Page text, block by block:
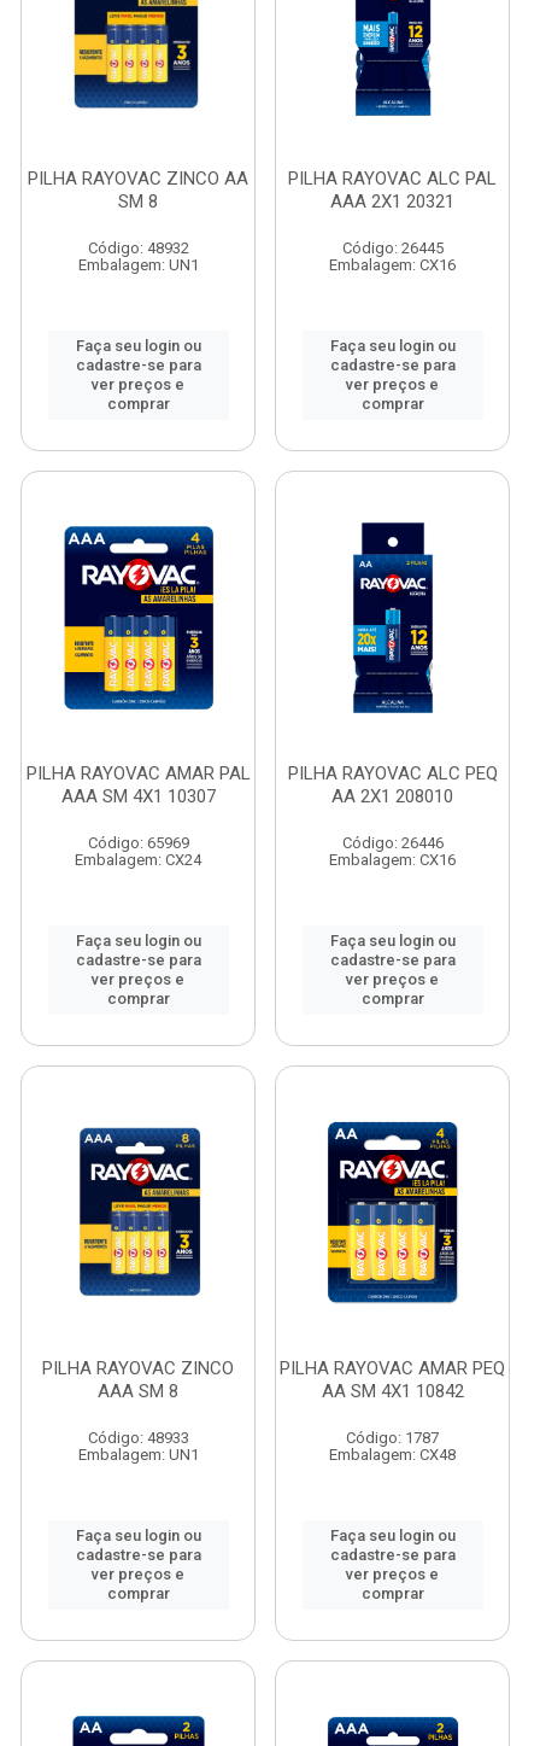
PILHA RAYOVAC ZINCO AA
SM 8
Código: 48932
Embalagem: UN1
Faça seu login ou
cadastre-se para
ver preços e
comprar
PILHA RAYOVAC ALC PAL
AAA 2X1 20321
Código: 26445
Embalagem: CX16
Faça seu login ou
cadastre-se para
ver preços e
comprar
PILHA RAYOVAC AMAR PAL
AAA SM 4X1 10307
Código: 65969
Embalagem: CX24
Faça seu login ou
cadastre-se para
ver preços e
comprar
PILHA RAYOVAC ALC PEQ
AA 2X1 208010
Código: 26446
Embalagem: CX16
Faça seu login ou
cadastre-se para
ver preços e
comprar
PILHA RAYOVAC ZINCO
AAA SM 8
Código: 48933
Embalagem: UN1
Faça seu login ou
cadastre-se para
ver preços e
comprar
PILHA RAYOVAC AMAR PEQ
AA SM 4X1 10842
Código: 1787
Embalagem: CX48
Faça seu login ou
cadastre-se para
ver preços e
comprar